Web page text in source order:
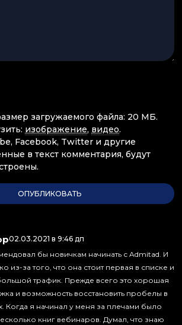
загружаемого файла: 20 МБ.
изображение, видео.
Facebook, Twitter и другие
в текст комментария, будут
:02.03.2021 в 9:46 дп
бы новичкам начинать с Admitad. И
из-за того, что она стоит первая в списке и
трафик. Прежде всего это хорошая
и возможность восстановить пробелы в
Когда я начинал у меня за плечами было
книг вебинаров. Думал, что знаю